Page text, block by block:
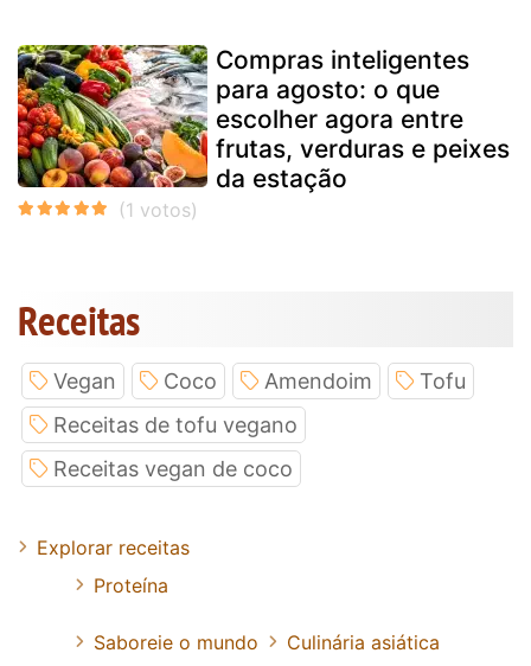
Compras inteligentes
para agosto: o que
escolher agora entre
frutas, verduras e peixes
da estação
Receitas
Vegan Coco Amendoim
Tofu
Receitas de tofu vegano
Receitas vegan de coco
Explorar receitas
Proteína
Saboreie o mundo
Culinária asiática